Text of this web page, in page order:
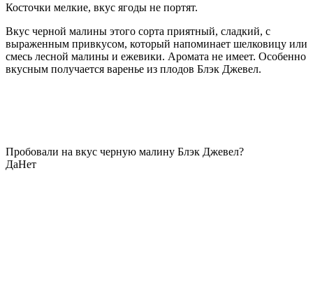
Косточки мелкие, вкус ягоды не портят.
Вкус черной малины этого сорта приятный, сладкий, с
выраженным привкусом, который напоминает шелковицу или
смесь лесной малины и ежевики. Аромата не имеет. Особенно
вкусным получается варенье из плодов Блэк Джевел.
Пробовали на вкус черную малину Блэк Джевел?
ДаНет